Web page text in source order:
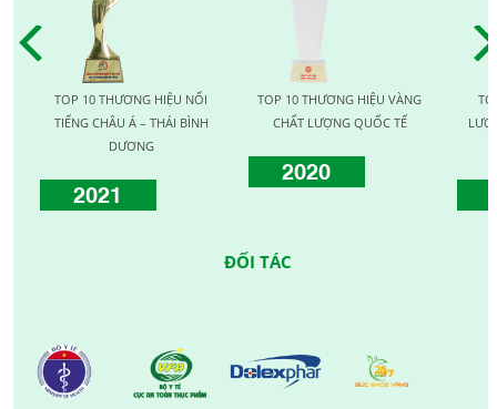
TOP 10 THƯƠNG HIỆU NỔI
TIẾNG CHÂU Á – THÁI BÌNH
DƯƠNG
2021
TOP 10 THƯƠNG HIỆU VÀNG
CHẤT LƯỢNG QUỐC TẾ
2020
TOP
ĐỐI TÁC